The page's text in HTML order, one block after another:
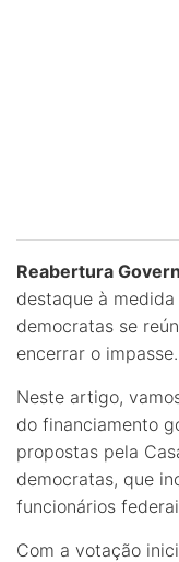
Reabertura
destaque à
democratas se
encerrar o impasse.
Neste artigo,
do financiamento
propostas pela
democratas, que
funcionários
Com a votação